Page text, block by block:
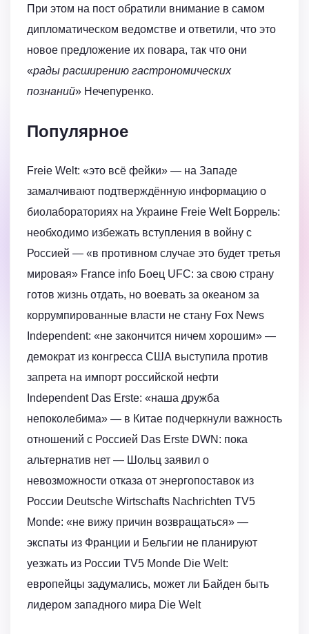
При этом на пост обратили внимание в самом
дипломатическом ведомстве и ответили, что это
новое предложение их повара, так что они
«рады расширению гастрономических
познаний» Нечепуренко.
Популярное
Freie Welt: «это всё фейки» — на Западе
замалчивают подтверждённую информацию о
биолабораториях на Украине Freie Welt Боррель:
необходимо избежать вступления в войну с
Россией — «в противном случае это будет третья
мировая» France info Боец UFC: за свою страну
готов жизнь отдать, но воевать за океаном за
коррумпированные власти не стану Fox News
Independent: «не закончится ничем хорошим» —
демократ из конгресса США выступила против
запрета на импорт российской нефти
Independent Das Erste: «наша дружба
непоколебима» — в Китае подчеркнули важность
отношений с Россией Das Erste DWN: пока
альтернатив нет — Шольц заявил о
невозможности отказа от энергопоставок из
России Deutsche Wirtschafts Nachrichten TV5
Monde: «не вижу причин возвращаться» —
экспаты из Франции и Бельгии не планируют
уезжать из России TV5 Monde Die Welt:
европейцы задумались, может ли Байден быть
лидером западного мира Die Welt